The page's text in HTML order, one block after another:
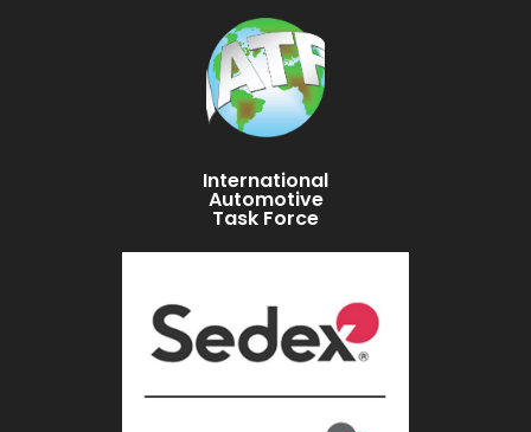
International
Automotive
Task Force